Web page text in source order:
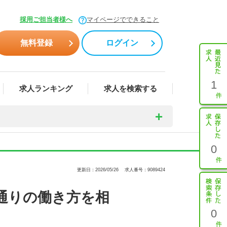
採用ご担当者様へ マイページでできること
無料登録 ログイン
求人ランキング 求人を検索する 1
0
0
更新日：2026/05/26 求人番号：9089424
りの働き方を相